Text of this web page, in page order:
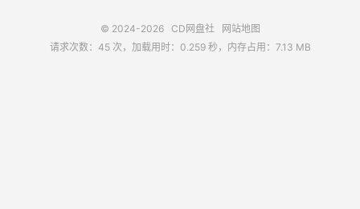
© 2024-2026 CD网盘社
网站地图
请求次数：45 次，加载用时：0.259 秒，内存占用：7.13 MB